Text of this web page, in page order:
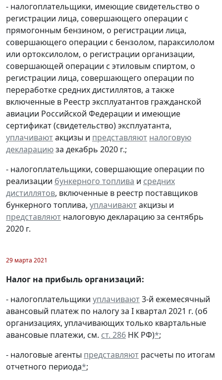
- налогоплательщики, имеющие свидетельство о
регистрации лица, совершающего операции с
прямогонным бензином, о регистрации лица,
совершающего операции с бензолом, параксилолом
или ортоксилолом, о регистрации организации,
совершающей операции с этиловым спиртом, о
регистрации лица, совершающего операции по
переработке средних дистиллятов, а также
включенные в Реестр эксплуатантов гражданской
авиации Российской Федерации и имеющие
сертификат (свидетельство) эксплуатанта,
уплачиваютакцизы и представляют налоговую
декларациюза декабрь 2020 г.;
- налогоплательщики, совершающие операции по
реализации бункерного топлива и средних
дистиллятов, включенные в реестр поставщиков
бункерного топлива, уплачиваютакцизы и
представляют налоговую декларацию за сентябрь
2020 г.
29 марта 2021
Налог на прибыль организаций:
- налогоплательщики уплачивают3-й ежемесячный
авансовый платеж по налогу за I квартал 2021 г. (об
организациях, уплачивающих только квартальные
авансовые платежи, см. ст. 286 НК РФ)*;
- налоговые агенты представляют расчеты по итогам
отчетного периода*;